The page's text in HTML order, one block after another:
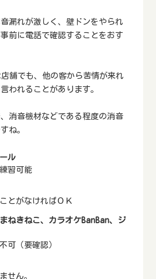
漏れが激しく、壁ドンをやられ
前に電話で確認することをおす
舗でも、他の客から苦情が来れ
われることがあります。
消音機材などである程度の消音
ね。
ル
習可能
とがなければＯＫ
ねきねこ、カラオケBanBan、ジ
可（要確認）
せん。